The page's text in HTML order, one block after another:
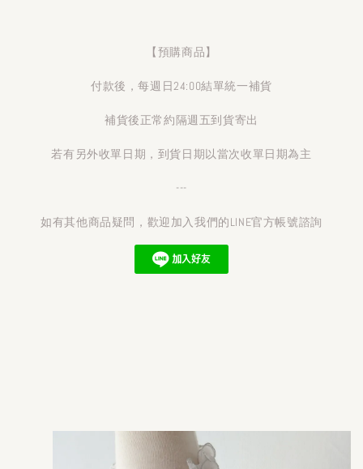
【預購商品】
付款後，每週日24:00結單統一補貨
補貨後正常約隔週五到貨寄出
若有另外收單日期，到貨日期以當次收單日期為主
---
如有其他商品疑問，歡迎加入我們的LINE官方帳號諮詢